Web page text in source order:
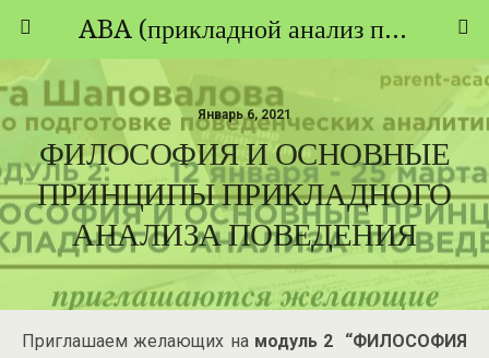
ABA (прикладной анализ поведения) - ТЕОРИЯ И ПРАКТИКА
Январь 6, 2021
ФИЛОСОФИЯ И ОСНОВНЫЕ
ПРИНЦИПЫ ПРИКЛАДНОГО
АНАЛИЗА ПОВЕДЕНИЯ
Приглашаем желающих на модуль 2 “ФИЛОСОФИЯ